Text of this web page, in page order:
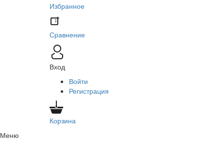
Избранное
Сравнение
Вход
Войти
Регистрация
Корзина
Меню